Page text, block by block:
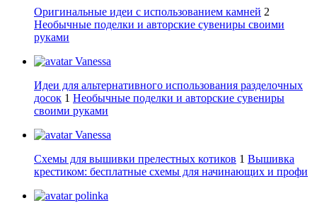
Оригинальные идеи с использованием камней 2
Необычные поделки и авторские сувениры своими
руками
Vanessa
Идеи для альтернативного использования разделочных
досок 1 Необычные поделки и авторские сувениры
своими руками
Vanessa
Схемы для вышивки прелестных котиков 1 Вышивка
крестиком: бесплатные схемы для начинающих и профи
polinka